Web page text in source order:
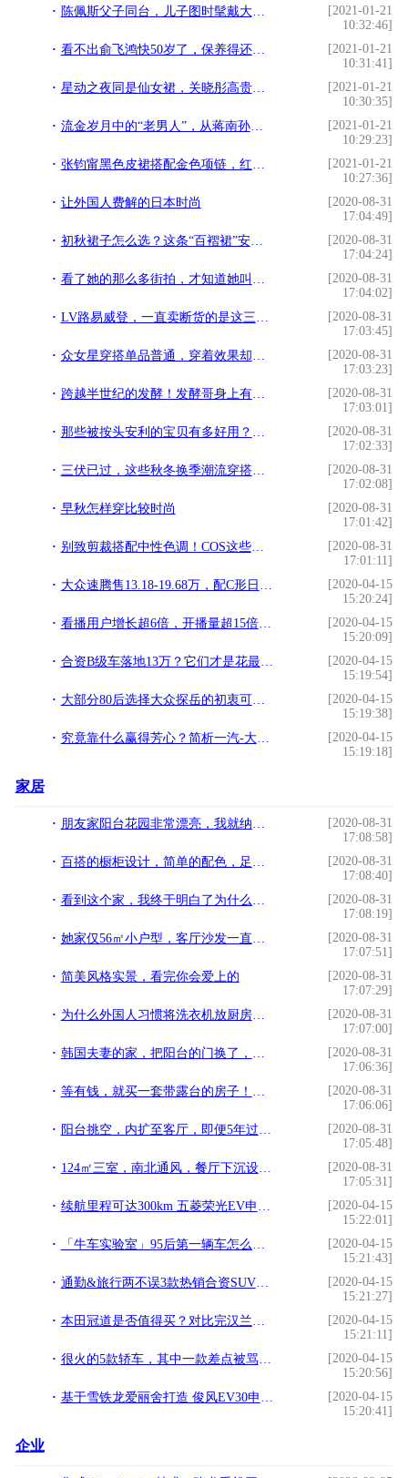
陈佩斯父子同台，儿子图时髦戴大粗链子，但却输给了老爹的中国风
[2021-01-21
10:32:46]
看不出俞飞鸿快50岁了，保养得还挺好的，穿长裙的气质真高级
[2021-01-21
10:31:41]
星动之夜同是仙女裙，关晓彤高贵似暗夜精灵，欧阳娜娜却一言难尽
[2021-01-21
10:30:35]
流金岁月中的“老男人”，从蒋南孙父亲到叶谨言穿搭比年轻人都帅
[2021-01-21
10:29:23]
张钧甯黑色皮裙搭配金色项链，红唇短发再加上眼神杀，简直太飒了
[2021-01-21
10:27:36]
让外国人费解的日本时尚
[2020-08-31
17:04:49]
初秋裙子怎么选？这条“百褶裙”安排起来，优雅时髦毫不费劲
[2020-08-31
17:04:24]
看了她的那么多街拍，才知道她叫中村安奈！日本排名第6时髦
[2020-08-31
17:04:02]
LV路易威登，一直卖断货的是这三款包包，赶紧Get起来吧
[2020-08-31
17:03:45]
众女星穿搭单品普通，穿着效果却很时尚？这些小细节很重要
[2020-08-31
17:03:23]
跨越半世纪的发酵！发酵哥身上有这些传奇
[2020-08-31
17:03:01]
那些被按头安利的宝贝有多好用？呜呜钱包真负荷不来了
[2020-08-31
17:02:33]
三伏已过，这些秋冬换季潮流穿搭了解一下？
[2020-08-31
17:02:08]
早秋怎样穿比较时尚
[2020-08-31
17:01:42]
别致剪裁搭配中性色调！COS这些秋冬新品全想打包回家
[2020-08-31
17:01:11]
大众速腾售13.18-19.68万，配C形日间行车灯+中控屏幕，搭1.4T
[2020-04-15
15:20:24]
看播用户增长超6倍，开播量超15倍，懂车帝联合流通协会发布《2020汽车直播生态报告》
[2020-04-15
15:20:09]
合资B级车落地13万？它们才是花最少钱办最体面的事！
[2020-04-15
15:19:54]
大部分80后选择大众探岳的初衷可能都在这里
[2020-04-15
15:19:38]
究竟靠什么赢得芳心？简析一汽-大众速腾
[2020-04-15
15:19:18]
家居
朋友家阳台花园非常漂亮，我就纳闷，他家不用晒衣服吗？
[2020-08-31
17:08:58]
百搭的橱柜设计，简单的配色，足够的收纳，最实用
[2020-08-31
17:08:40]
看到这个家，我终于明白了为什么能越住越舒服
[2020-08-31
17:08:19]
她家仅56㎡小户型，客厅沙发一直做到卧室，难怪亲朋都“稀罕”
[2020-08-31
17:07:51]
简美风格实景，看完你会爱上的
[2020-08-31
17:07:29]
为什么外国人习惯将洗衣机放厨房？听过来人说的话，才知我家放错
[2020-08-31
17:07:00]
韩国夫妻的家，把阳台的门换了，儿童房不要床，这样装修真有远见
[2020-08-31
17:06:36]
等有钱，就买一套带露台的房子！养花种菜，生活简单又幸福
[2020-08-31
17:06:06]
阳台挑空，内扩至客厅，即便5年过去了，他家看着还充满新鲜感
[2020-08-31
17:05:48]
124㎡三室，南北通风，餐厅下沉设计，很有个性
[2020-08-31
17:05:31]
续航里程可达300km 五菱荣光EV申报图曝光
[2020-04-15
15:22:01]
「牛车实验室」95后第一辆车怎么买最划算 编辑带你寻找最佳方案
[2020-04-15
15:21:43]
通勤&旅行两不误3款热销合资SUV车型推荐
[2020-04-15
15:21:27]
本田冠道是否值得买？对比完汉兰达/锐界之后就有数了
[2020-04-15
15:21:11]
很火的5款轿车，其中一款差点被骂惨，最后一款基本没有非议
[2020-04-15
15:20:56]
基于雪铁龙爱丽舍打造 俊风EV30申报图曝光
[2020-04-15
15:20:41]
企业